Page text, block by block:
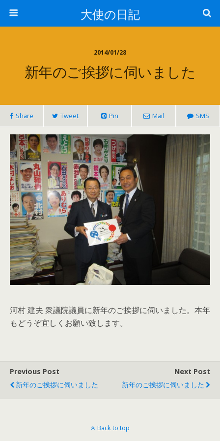
大使の日記
2014/01/28
新年のご挨拶に伺いました
Share Tweet Pin Mail SMS
河村 建夫 衆議院議員に新年のご挨拶に伺いました。本年
もどうぞ宜しくお願い致します。
Previous Post
新年のご挨拶に伺いました
Next Post
新年のご挨拶に伺いました
Back to top